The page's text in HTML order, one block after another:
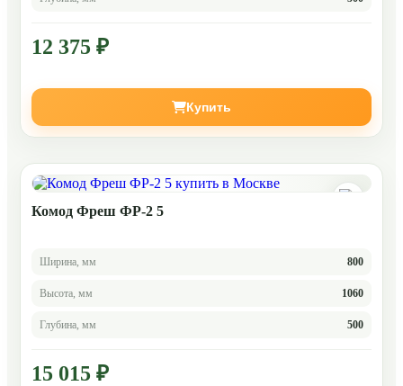
12 375 ₽
Купить
Комод Фреш ФР-2 5
Ширина, мм 800
Высота, мм 1060
Глубина, мм 500
15 015 ₽